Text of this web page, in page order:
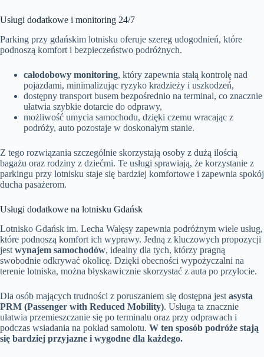
Usługi dodatkowe i monitoring 24/7
Parking przy gdańskim lotnisku oferuje szereg udogodnień, które
podnoszą komfort i bezpieczeństwo podróżnych.
całodobowy monitoring, który zapewnia stałą kontrolę nad
pojazdami, minimalizując ryzyko kradzieży i uszkodzeń,
dostępny transport busem bezpośrednio na terminal, co znacznie
ułatwia szybkie dotarcie do odprawy,
możliwość umycia samochodu, dzięki czemu wracając z
podróży, auto pozostaje w doskonałym stanie.
Z tego rozwiązania szczególnie skorzystają osoby z dużą ilością
bagażu oraz rodziny z dziećmi. Te usługi sprawiają, że korzystanie z
parkingu przy lotnisku staje się bardziej komfortowe i zapewnia spokój
ducha pasażerom.
Usługi dodatkowe na lotnisku Gdańsk
Lotnisko Gdańsk im. Lecha Wałęsy zapewnia podróżnym wiele usług,
które podnoszą komfort ich wyprawy. Jedną z kluczowych propozycji
jest wynajem samochodów, idealny dla tych, którzy pragną
swobodnie odkrywać okolicę. Dzięki obecności wypożyczalni na
terenie lotniska, można błyskawicznie skorzystać z auta po przylocie.
Dla osób mających trudności z poruszaniem się dostępna jest asysta
PRM (Passenger with Reduced Mobility). Usługa ta znacznie
ułatwia przemieszczanie się po terminalu oraz przy odprawach i
podczas wsiadania na pokład samolotu. W ten sposób podróże stają
się bardziej przyjazne i wygodne dla każdego.